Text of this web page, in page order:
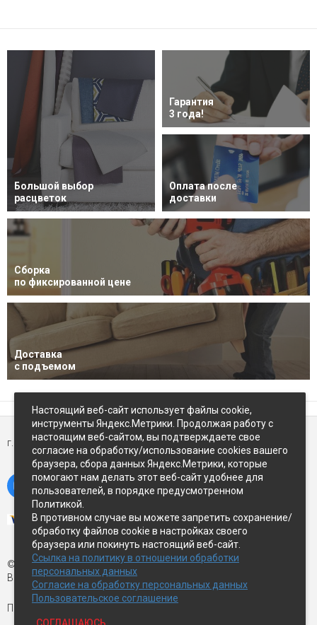
Большой выбор
расцветок
Гарантия
3 года!
Оплата после
доставки
Сборка
по фиксированной цене
Доставка
с подъемом
г. Петропавловск-Камчатский,ул Восточное-шоссе, д.5
© Экспострой, 2026 г.
Все права защищены
Письмо директору:
Настоящий веб-сайт использует файлы cookie,
инструменты Яндекс.Метрики. Продолжая работу с
настоящим веб-сайтом, вы подтверждаете свое
согласие на обработку/использование cookies вашего
браузера, сбора данных Яндекс.Метрики, которые
помогают нам делать этот веб-сайт удобнее для
пользователей, в порядке предусмотренном
Политикой.
В противном случае вы можете запретить сохранение/
обработку файлов cookie в настройках своего
браузера или покинуть настоящий веб-сайт.
Ссылка на политику в отношении обработки
персональных данных
Согласие на обработку персональных данных
Пользовательское соглашение